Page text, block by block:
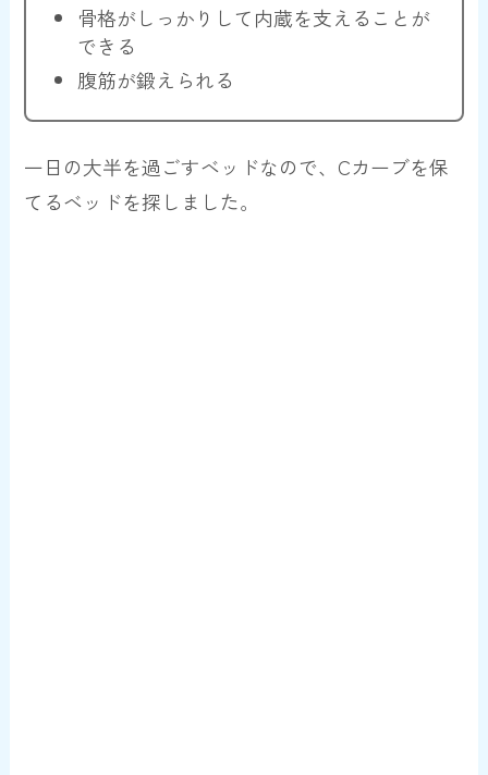
骨格がしっかりして内蔵を支えることが
できる
腹筋が鍛えられる
一日の大半を過ごすベッドなので、Cカーブを保
てるベッドを探しました。